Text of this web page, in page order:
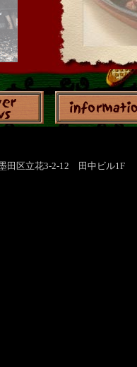
田区立花3-2-12 田中ビル1F